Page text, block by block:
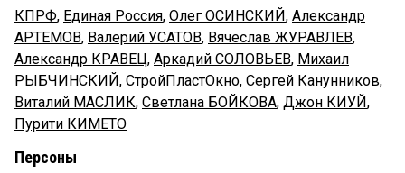
КПРФ, Единая Россия, Олег ОСИНСКИЙ, Александр
АРТЕМОВ, Валерий УСАТОВ, Вячеслав ЖУРАВЛЕВ,
Александр КРАВЕЦ, Аркадий СОЛОВЬЕВ, Михаил
РЫБЧИНСКИЙ, СтройПластОкно, Сергей Канунников,
Виталий МАСЛИК, Светлана БОЙКОВА, Джон КИУЙ,
Пурити КИМЕТО
Персоны